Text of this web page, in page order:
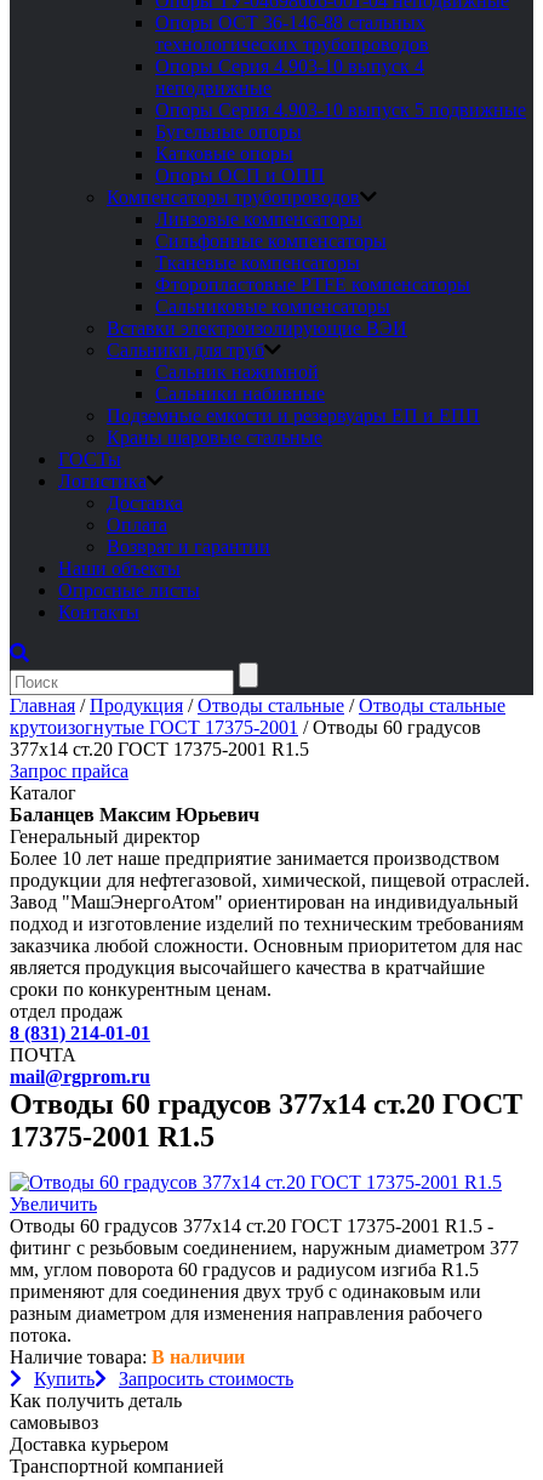
Опоры ОСТ 36-146-88 стальных
технологических трубопроводов
Опоры Серия 4.903-10 выпуск 4
неподвижные
Опоры Серия 4.903-10 выпуск 5 подвижные
Бугельные опоры
Катковые опоры
Опоры ОСП и ОПП
Компенсаторы трубопроводов
Линзовые компенсаторы
Сильфонные компенсаторы
Тканевые компенсаторы
Фторопластовые PTFE компенсаторы
Сальниковые компенсаторы
Вставки электроизолирующие ВЭИ
Сальники для труб
Сальник нажимной
Сальники набивные
Подземные емкости и резервуары ЕП и ЕПП
Краны шаровые стальные
ГОСТы
Логистика
Доставка
Оплата
Возврат и гарантии
Наши объекты
Опросные листы
Контакты
Главная /Продукция /Отводы стальные /Отводы стальные
крутоизогнутые ГОСТ 17375-2001 /Отводы 60 градусов
377х14 ст.20 ГОСТ 17375-2001 R1.5
Запрос прайса
Каталог
Баланцев Максим Юрьевич
Генеральный директор
Более 10 лет наше предприятие занимается производством
продукции для нефтегазовой, химической, пищевой отраслей.
Завод "МашЭнергоАтом" ориентирован на индивидуальный
подход и изготовление изделий по техническим требованиям
заказчика любой сложности. Основным приоритетом для нас
является продукция высочайшего качества в кратчайшие
сроки по конкурентным ценам.
отдел продаж
8 (831) 214-01-01
ПОЧТА
mail@rgprom.ru
Отводы 60 градусов 377х14 ст.20 ГОСТ
17375-2001 R1.5
Увеличить
Отводы 60 градусов 377х14 ст.20 ГОСТ 17375-2001 R1.5 -
фитинг с резьбовым соединением, наружным диаметром 377
мм, углом поворота 60 градусов и радиусом изгиба R1.5
применяют для соединения двух труб с одинаковым или
разным диаметром для изменения направления рабочего
потока.
Наличие товара: В наличии
Купить
Запросить стоимость
Как получить деталь
самовывоз
Доставка курьером
Транспортной компанией